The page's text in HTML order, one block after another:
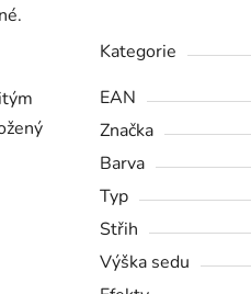
Kategorie
EAN
Značka
Barva
Typ
Střih
Výška sedu